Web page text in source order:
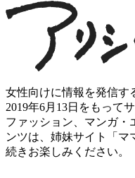
女性向けに情報を発信す
2019年6月13日をもって
ファッション、マンガ・
ンツは、姉妹サイト「マ
続きお楽しみください。